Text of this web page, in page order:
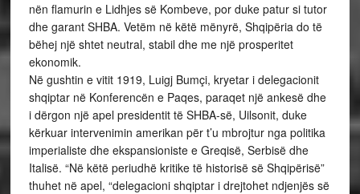
nën flamurin e Lidhjes së Kombeve, por duke patur si tutor
dhe garant SHBA. Vetëm në këtë mënyrë, Shqipëria do të
bëhej një shtet neutral, stabil dhe me një prosperitet
ekonomik.
Në gushtin e vitit 1919, Luigj Bumçi, kryetar i delegacionit
shqiptar në Konferencën e Paqes, paraqet një ankesë dhe
i dërgon një apel presidentit të SHBA-së, Uilsonit, duke
kërkuar intervenimin amerikan për t’u mbrojtur nga politika
imperialiste dhe ekspansioniste e Greqisë, Serbisë dhe
Italisë. “Në këtë periudhë kritike të historisë së Shqipërisë”
thuhet në apel, “delegacioni shqiptar i drejtohet ndjenjës së